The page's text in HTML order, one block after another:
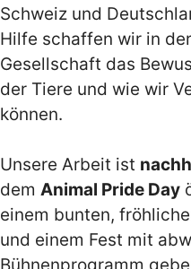
Schweiz und
Hilfe schaffen wir in
Gesellschaft das
der Tiere und wie wir
können.
Unsere Arbeit ist
dem Animal Pride Day
einem bunten,
und einem Fest mit